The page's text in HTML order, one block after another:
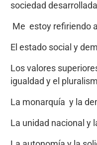
sociedad
Me estoy refiriendo
El estado social y
Los valores
igualdad y el
La monarquía y la
La unidad nacional y